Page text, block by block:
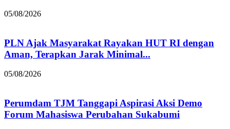
05/08/2026
PLN Ajak Masyarakat Rayakan HUT RI dengan
Aman, Terapkan Jarak Minimal...
05/08/2026
Perumdam TJM Tanggapi Aspirasi Aksi Demo
Forum Mahasiswa Perubahan Sukabumi